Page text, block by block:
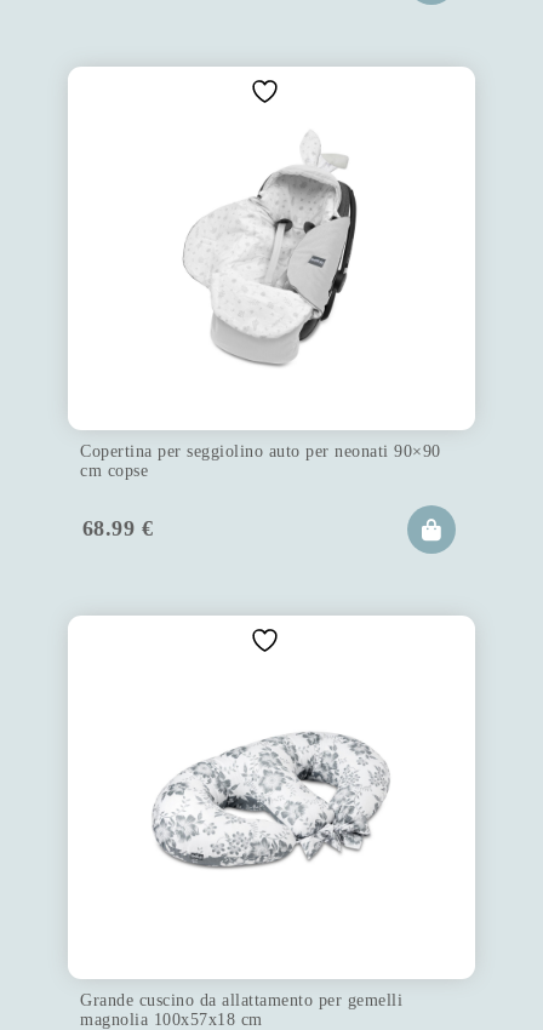
Copertina per seggiolino auto per neonati 90×90
cm copse
68.99 €
Grande cuscino da allattamento per gemelli
magnolia 100x57x18 cm